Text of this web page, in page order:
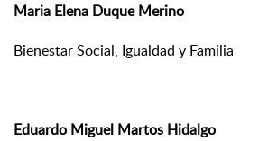
Maria Elena Duque Merino
Bienestar Social, Igualdad y Familia
Eduardo Miguel Martos Hidalgo